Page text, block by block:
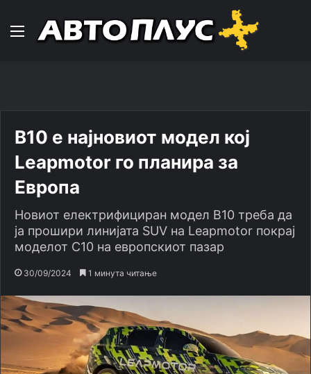
Навигација
B10 е најновиот модел кој
Leapmotor го планира за
Европа
Новиот електрифициран модел B10 треба да
ја прошири линијата SUV на Leapmotor покрај
моделот C10 на европскиот пазар
30/09/2024 1 минута читање